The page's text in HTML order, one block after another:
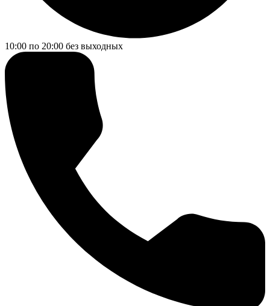
10:00 по 20:00 без выходных